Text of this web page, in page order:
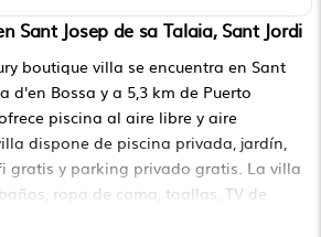
Sant Josep de sa Talaia, Sant Jordi
boutique villa se encuentra en Sant
d'en Bossa y a 5,3 km de Puerto
piscina al aire libre y aire
dispone de piscina privada, jardín,
gratis y parking privado gratis. La villa
ropa de cama, toallas, TV de
por cable, zona de comedor,